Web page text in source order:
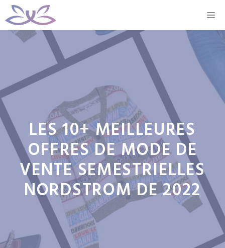
Aller
au
contenu
LES 10+ MEILLEURES
OFFRES DE MODE DE
VENTE SEMESTRIELLES
NORDSTROM DE 2022